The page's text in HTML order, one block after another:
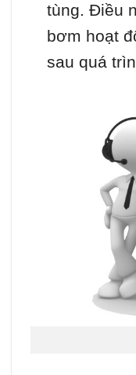
tùng. Điều
bơm hoạt
sau quá